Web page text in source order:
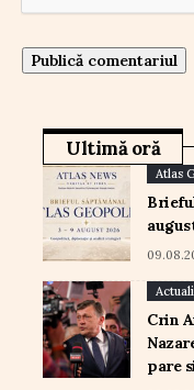
Ultimă oră
Atlas
Crin
pare